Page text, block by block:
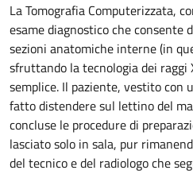
La Tomografia Computerizzata,
esame diagnostico che consente
sezioni anatomiche interne (in
sfruttando la tecnologia dei raggi
semplice. Il paziente, vestito con
fatto distendere sul lettino del
concluse le procedure di
lasciato solo in sala, pur
del tecnico e del radiologo che